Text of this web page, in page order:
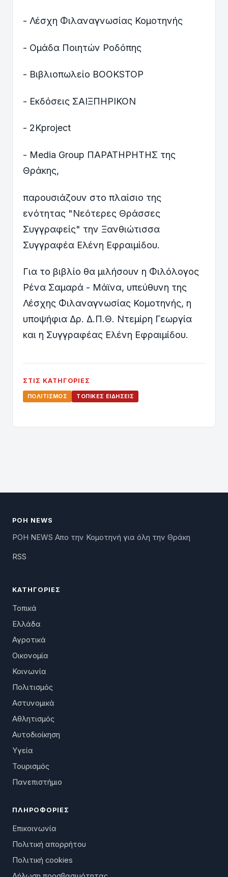
- Λέσχη Φιλαναγνωσίας Κομοτηνής
- Ομάδα Ποιητών Ροδόπης
- Βιβλιοπωλείο BOOKSTOP
- Εκδόσεις ΣΑΙΞΠΗΡΙΚΟΝ
- 2Kproject
- Media Group ΠΑΡΑΤΗΡΗΤΗΣ της
Θράκης,
παρουσιάζουν στο πλαίσιο της
ενότητας "Νεότερες Θράσσες
Συγγραφείς" την Ξανθιώτισσα
Συγγραφέα Ελένη Εφραιμίδου.
Για το βιβλίο θα μιλήσουν η Φιλόλογος
Ρένα Σαμαρά - Μάϊνα, υπεύθυνη της
Λέσχης Φιλαναγνωσίας Κομοτηνής, η
υποψήφια Δρ. Δ.Π.Θ. Ντεμίρη Γεωργία
και η Συγγραφέας Ελένη Εφραιμίδου.
ΣΤΙΣ ΚΑΤΗΓΟΡΊΕΣ
ΠΟΛΙΤΙΣΜΌΣ ΤΟΠΙΚΈΣ ΕΙΔΉΣΕΙΣ
ΡΟΗ NEWS
ΡΟΗ NEWS Απο την Κομοτηνή για όλη την Θράκη
RSS
ΚΑΤΗΓΟΡΊΕΣ
Τοπικά
Ελλάδα
Αγροτικά
Οικονομία
Κοινωνία
Πολιτισμός
Αστυνομικά
Αθλητισμός
Αυτοδιοίκηση
Υγεία
Τουρισμός
Πανεπιστήμιο
ΠΛΗΡΟΦΟΡΊΕΣ
Επικοινωνία
Πολιτική απορρήτου
Πολιτική cookies